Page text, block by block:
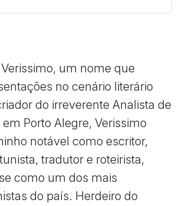
um nome que
no cenário literário
do irreverente Analista de
Porto Alegre, Verissimo
notável como escritor,
tradutor e roteirista,
como um dos mais
do país. Herdeiro do